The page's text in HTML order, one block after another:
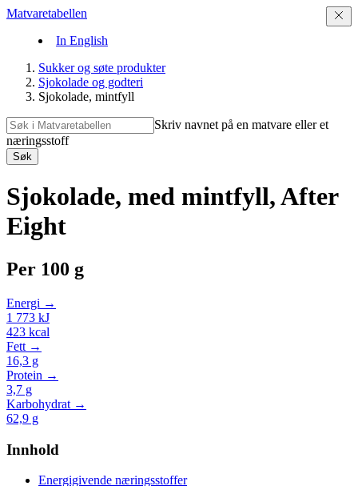
Matvaretabellen
In English
Sukker og søte produkter
Sjokolade og godteri
Sjokolade, mintfyll
Skriv navnet på en matvare eller et
næringsstoff
Søk
Sjokolade, med mintfyll, After
Eight
Per 100 g
Energi →
1 773 kJ
423 kcal
Fett →
16,3 g
Protein →
3,7 g
Karbohydrat →
62,9 g
Innhold
Energigivende næringsstoffer